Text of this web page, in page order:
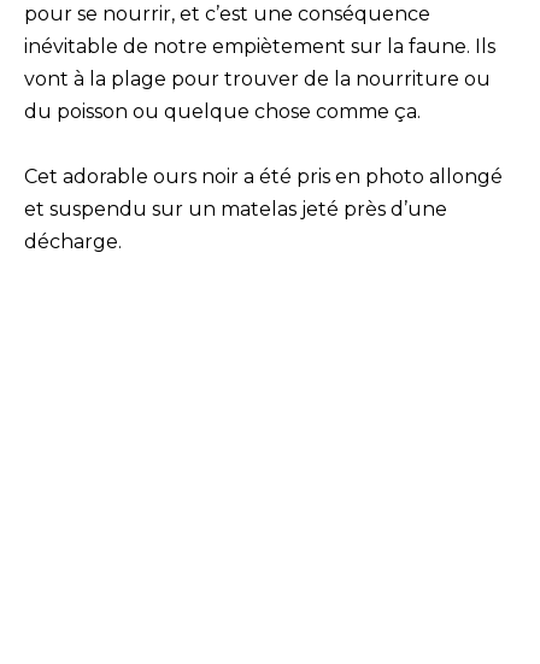
pour se nourrir, et c’est une conséquence
inévitable de notre empiètement sur la faune. Ils
vont à la plage pour trouver de la nourriture ou
du poisson ou quelque chose comme ça.
Cet adorable ours noir a été pris en photo allongé
et suspendu sur un matelas jeté près d’une
décharge.